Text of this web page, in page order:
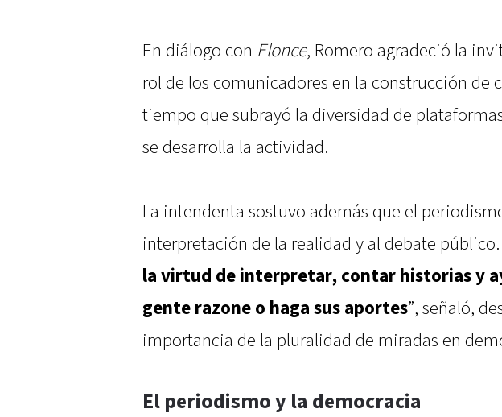
En diálogo con Elonce, Romero agradeció la
rol de los comunicadores en la construcción de
tiempo que subrayó la diversidad de
se desarrolla la actividad.
La intendenta sostuvo además que el
interpretación de la realidad y al debate público.
la virtud de interpretar, contar historias y
gente razone o haga sus aportes”, señaló,
importancia de la pluralidad de miradas en
El periodismo y la democracia